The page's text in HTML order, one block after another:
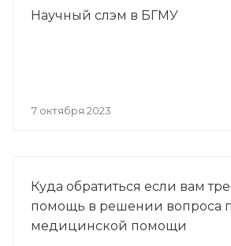
Научный слэм в БГМУ
7 октября 2023
Куда обратиться если вам
помощь в решении вопроса
медицинской помощи